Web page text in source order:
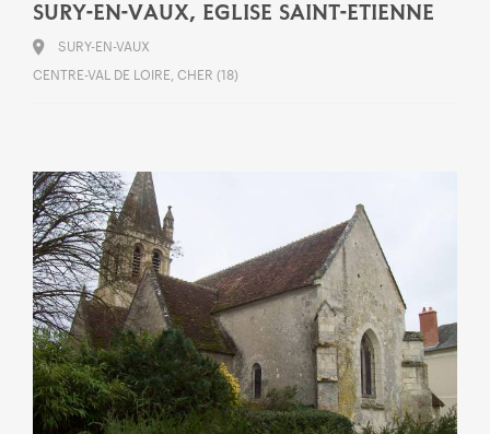
SURY-EN-VAUX, EGLISE SAINT-ETIENNE
SURY-EN-VAUX
CENTRE-VAL DE LOIRE, CHER (18)